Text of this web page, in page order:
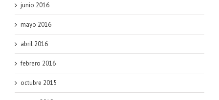
junio 2016
mayo 2016
abril 2016
febrero 2016
octubre 2015